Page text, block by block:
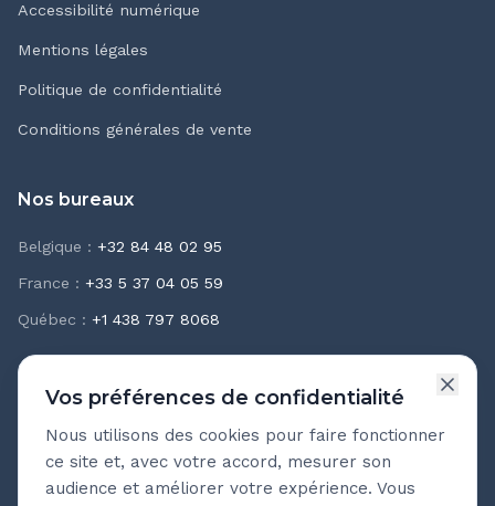
Accessibilité numérique
Mentions légales
Politique de confidentialité
Conditions générales de vente
Nos bureaux
Belgique : +32 84 48 02 95
France : +33 5 37 04 05 59
Québec : +1 438 797 8068
Newsletter Teasio
Recevez chaque mois nos meilleures pratiques
Vos préférences de confidentialité
Nous utilisons des cookies pour faire fonctionner
ce site et, avec votre accord, mesurer son
audience et améliorer votre expérience. Vous